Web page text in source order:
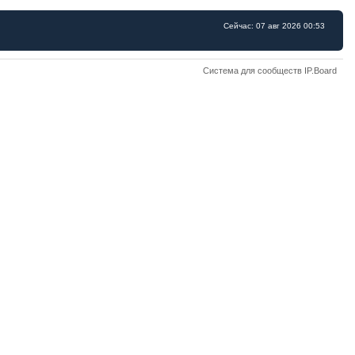
Сейчас: 07 авг 2026 00:53
Система для сообществ IP.Board